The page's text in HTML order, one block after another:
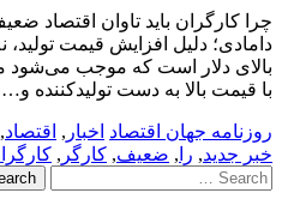
چرا کارگران باید تاوان اقتصاد
دامادی؛ دلیل افزایش قیمت
بالای دلار است که موجب می‌شود
با قیمت بالا به دست تولید‌کننده و…
روزنامه جهان اقتصاد اخبار , اقتصاد,
خبر جدید, را , ضعیف, کارگر ,
Search
for: